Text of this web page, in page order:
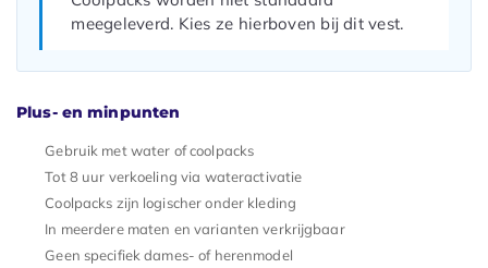
meegeleverd. Kies ze hierboven bij dit vest.
Plus- en minpunten
Gebruik met water of coolpacks
Tot 8 uur verkoeling via wateractivatie
Coolpacks zijn logischer onder kleding
In meerdere maten en varianten verkrijgbaar
Geen specifiek dames- of herenmodel